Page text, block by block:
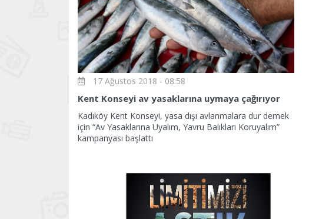
17 Ağustos 2018 - 08:58
Kent Konseyi av yasaklarına uymaya çağırıyor
Kadıköy Kent Konseyi, yasa dışı avlanmalara dur demek
için “Av Yasaklarına Uyalım, Yavru Balıkları Koruyalım”
kampanyası başlattı